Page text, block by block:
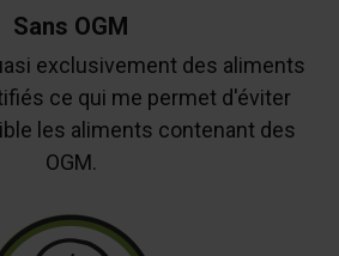
Sans OGM
exclusivement des aliments
ce qui me permet d'éviter
les aliments contenant des
OGM.